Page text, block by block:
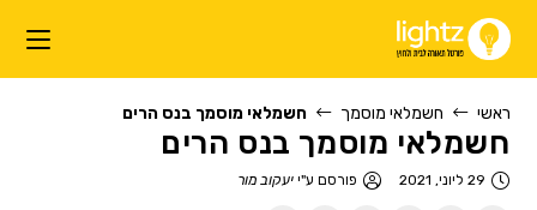
ראשי חשמלאי מוסמך חשמלאי מוסמך בנס הרים
חשמלאי מוסמך בנס הרים
29 ליוני, 2021 פורסם ע"ייעקוב מור